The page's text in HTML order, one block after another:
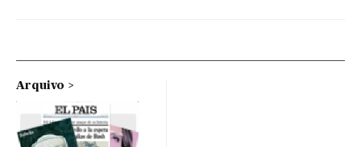
Arquivo